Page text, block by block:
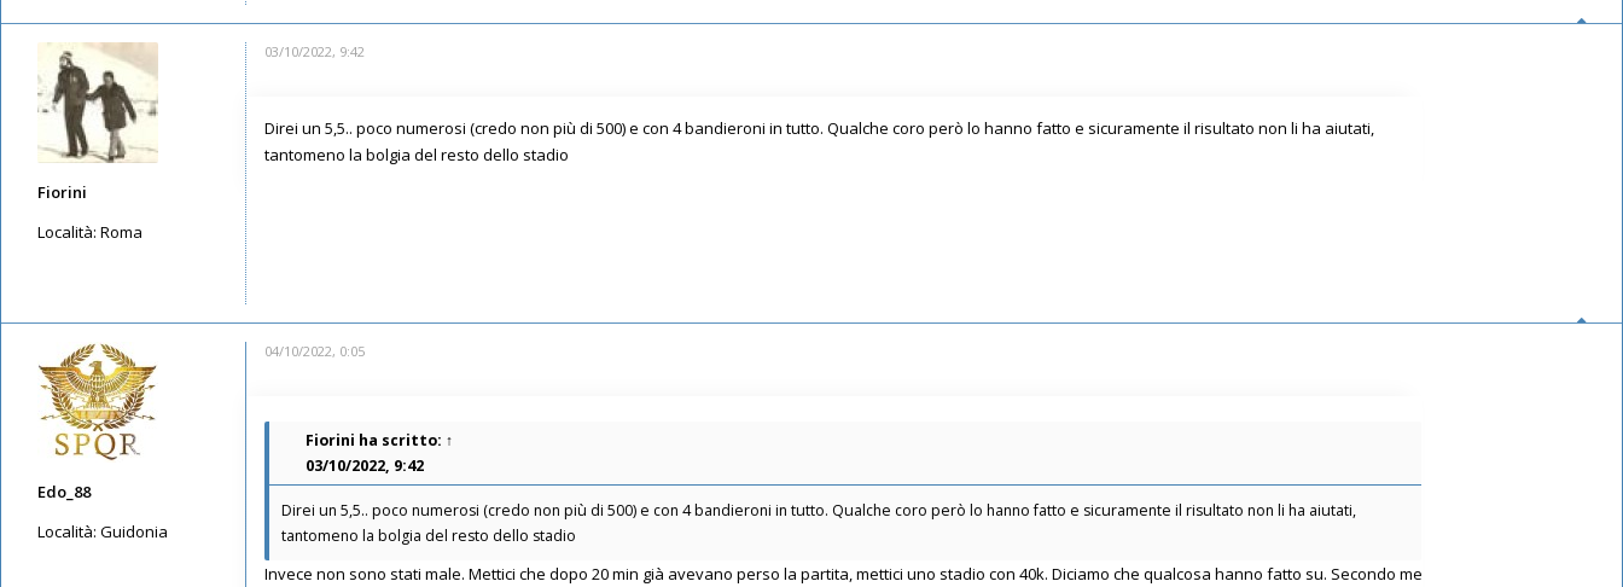
Fiorini
Località: Roma
03/10/2022, 9:42
Direi un 5,5.. poco numerosi (credo non più di 500) e con 4 bandieroni in tutto. Qualche coro però lo hanno fatto e sicuramente il risultato non li ha aiutati,
tantomeno la bolgia del resto dello stadio
Edo_88
Località: Guidonia
04/10/2022, 0:05
Fiorini ha scritto: ↑
03/10/2022, 9:42
Direi un 5,5.. poco numerosi (credo non più di 500) e con 4 bandieroni in tutto. Qualche coro però lo hanno fatto e sicuramente il risultato non li ha aiutati,
tantomeno la bolgia del resto dello stadio
Invece non sono stati male. Mettici che dopo 20 min già avevano perso la partita, mettici uno stadio con 40k. Diciamo che qualcosa hanno fatto su. Secondo me